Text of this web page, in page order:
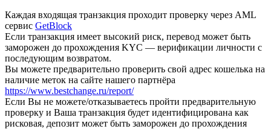
Каждая входящая транзакция проходит проверку через AML
сервис GetBlock
Если транзакция имеет высокий риск, перевод может быть
заморожен до прохождения KYC — верификации личности с
последующим возвратом.
Вы можете предварительно проверить свой адрес кошелька на
наличие меток на сайте нашего партнёра
https://www.bestchange.ru/report/
Eсли Вы не можете/отказываетесь пройти предварительную
проверку и Ваша транзакция будет идентифицирована как
рисковая, депозит может быть заморожен до прохождения